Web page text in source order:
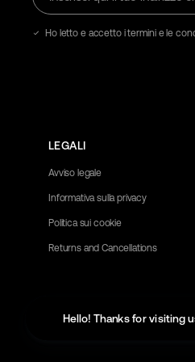
tuoHo letto e accetto i termini e le
LEGALI
Avviso legale
Informativa sulla privacy
Politica sui cookie
Returns and Cancellations
Hello! Thanks for visiting